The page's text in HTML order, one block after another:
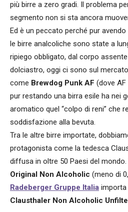
più birre a zero gradi. Il problema
segmento non si sta ancora
Ed è un peccato perché pur avendo
le birre analcoliche sono state a
ripiego obbligato, dal corpo
dolciastro, oggi ci sono sul
come Brewdog Punk AF (dove
pur restando una birra esile ha nei
aromatico quel “colpo di reni” che
soddisfazione alla bevuta.
Tra le altre birre importate,
protagonista come la tedesca
diffusa in oltre 50 Paesi del mondo.
Original Non Alcoholic (meno di
Radeberger Gruppe Italia importa
Clausthaler Non Alcoholic